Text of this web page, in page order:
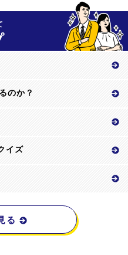
のか？
イズ
る